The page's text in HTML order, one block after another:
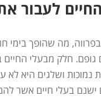
לעבור
מה שהופך בימי
חלק מבעלי החיים
ושלגים היא לא
בעלי חיים אשר להם